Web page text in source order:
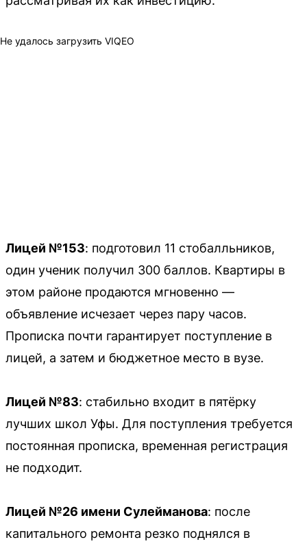
Не удалось загрузить VIQEO
Лицей №153: подготовил 11 стобалльников,
один ученик получил 300 баллов. Квартиры в
этом районе продаются мгновенно —
объявление исчезает через пару часов.
Прописка почти гарантирует поступление в
лицей, а затем и бюджетное место в вузе.
Лицей №83: стабильно входит в пятёрку
лучших школ Уфы. Для поступления требуется
постоянная прописка, временная регистрация
не подходит.
Лицей №26 имени Сулейманова: после
капитального ремонта резко поднялся в